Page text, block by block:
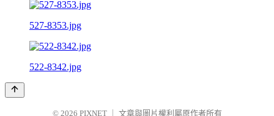
527-8353.jpg
522-8342.jpg
© 2026 PIXNET 文章與圖片權利屬原作者所有